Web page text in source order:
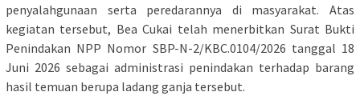
penyalahgunaan serta peredarannya di masyarakat. Atas
kegiatan tersebut, Bea Cukai telah menerbitkan Surat Bukti
Penindakan NPP Nomor SBP-N-2/KBC.0104/2026 tanggal 18
Juni 2026 sebagai administrasi penindakan terhadap barang
hasil temuan berupa ladang ganja tersebut.